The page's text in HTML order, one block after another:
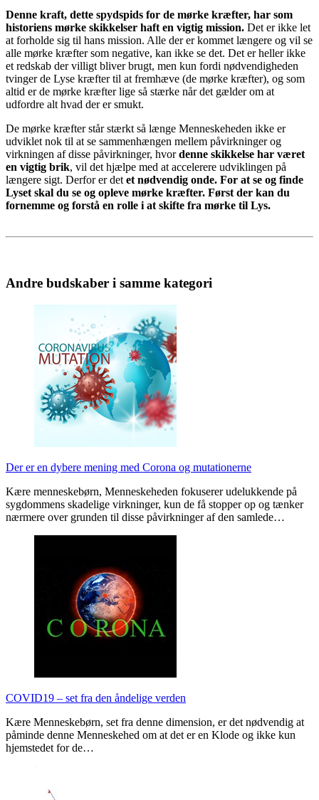
Denne kraft, dette spydspids for de mørke kræfter, har som
historiens mørke skikkelser haft en vigtig mission. Det er ikke let
at forholde sig til hans mission. Alle der er kommet længere og vil se
alle mørke kræfter som negative, kan ikke se det. Det er heller ikke
et redskab der villigt bliver brugt, men kun fordi nødvendigheden
tvinger de Lyse kræfter til at fremhæve (de mørke kræfter), og som
altid er de mørke kræfter lige så stærke når det gælder om at
udfordre alt hvad der er smukt.
De mørke kræfter står stærkt så længe Menneskeheden ikke er
udviklet nok til at se sammenhængen mellem påvirkninger og
virkningen af disse påvirkninger, hvordenne skikkelse har været
en vigtig brik, vil det hjælpe med at accelerere udviklingen på
længere sigt. Derfor er detet nødvendig onde. For at se og finde
Lyset skal du se og opleve mørke kræfter. Først der kan du
fornemme og forstå en rolle i at skifte fra mørke til Lys.
Andre budskaber i samme kategori
Der er en dybere mening med Corona og mutationerne
Kære menneskebørn, Menneskeheden fokuserer udelukkende på
sygdommens skadelige virkninger, kun de få stopper op og tænker
nærmere over grunden til disse påvirkninger af den samlede…
COVID19 – set fra den åndelige verden
Kære Menneskebørn, set fra denne dimension, er det nødvendig at
påminde denne Menneskehed om at det er en Klode og ikke kun
hjemstedet for de…